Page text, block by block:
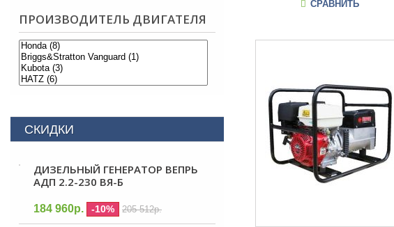
ПРОИЗВОДИТЕЛЬ ДВИГАТЕЛЯ
СКИДКИ
ДИЗЕЛЬНЫЙ ГЕНЕРАТОР ВЕПРЬ
АДП 2.2-230 ВЯ-Б
184 960р. -10% 205 512р.
СРАВНИТЬ